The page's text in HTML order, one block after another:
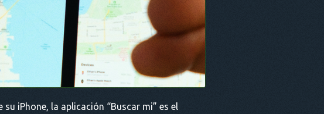
iPhone, la aplicación “Buscar mi” es el